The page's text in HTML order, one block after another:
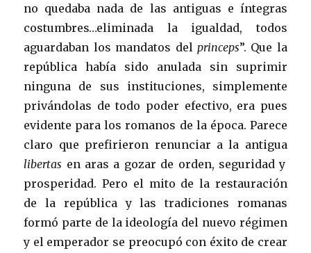
no quedaba nada de las antiguas e íntegras
costumbres…eliminada la igualdad, todos
aguardaban los mandatos del princeps”. Que la
república había sido anulada sin suprimir
ninguna de sus instituciones, simplemente
privándolas de todo poder efectivo, era pues
evidente para los romanos de la época. Parece
claro que prefirieron renunciar a la antigua
libertas en aras a gozar de orden, seguridad y
prosperidad. Pero el mito de la restauración
de la república y las tradiciones romanas
formó parte de la ideología del nuevo régimen
y el emperador se preocupó con éxito de crear